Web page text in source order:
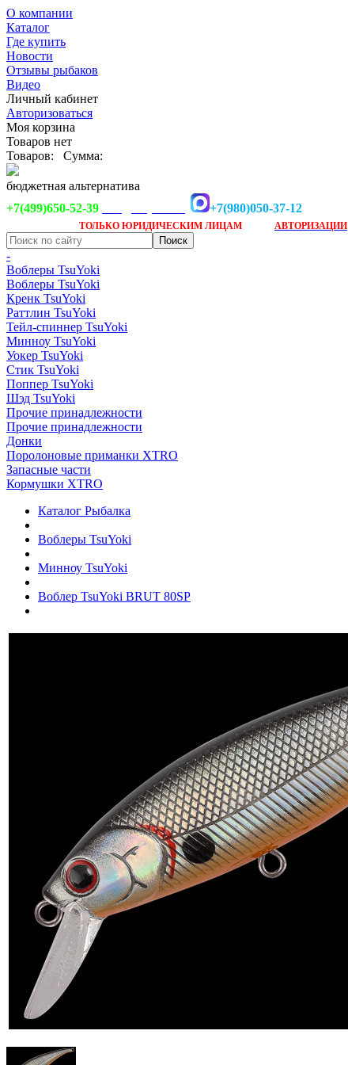
О компании
Каталог
Где купить
Новости
Отзывы рыбаков
Видео
Личный кабинет
Авторизоваться
Моя корзина
Товаров нет
Товаров:
Сумма:
бюджетная альтернатива
+7(499)650-52-39
+7(980)050-37-12
ТОЛЬКО ЮРИДИЧЕСКИМ ЛИЦАМ АВТОРИЗАЦИИ
-
Воблеры TsuYoki
Воблеры TsuYoki
Кренк TsuYoki
Раттлин TsuYoki
Тейл-спиннер TsuYoki
Минноу TsuYoki
Уокер TsuYoki
Стик TsuYoki
Поппер TsuYoki
Шэд TsuYoki
Прочие принадлежности
Прочие принадлежности
Донки
Поролоновые приманки XTRO
Запасные части
Кормушки XTRO
Каталог Рыбалка
Воблеры TsuYoki
Минноу TsuYoki
Воблер TsuYoki BRUT 80SP